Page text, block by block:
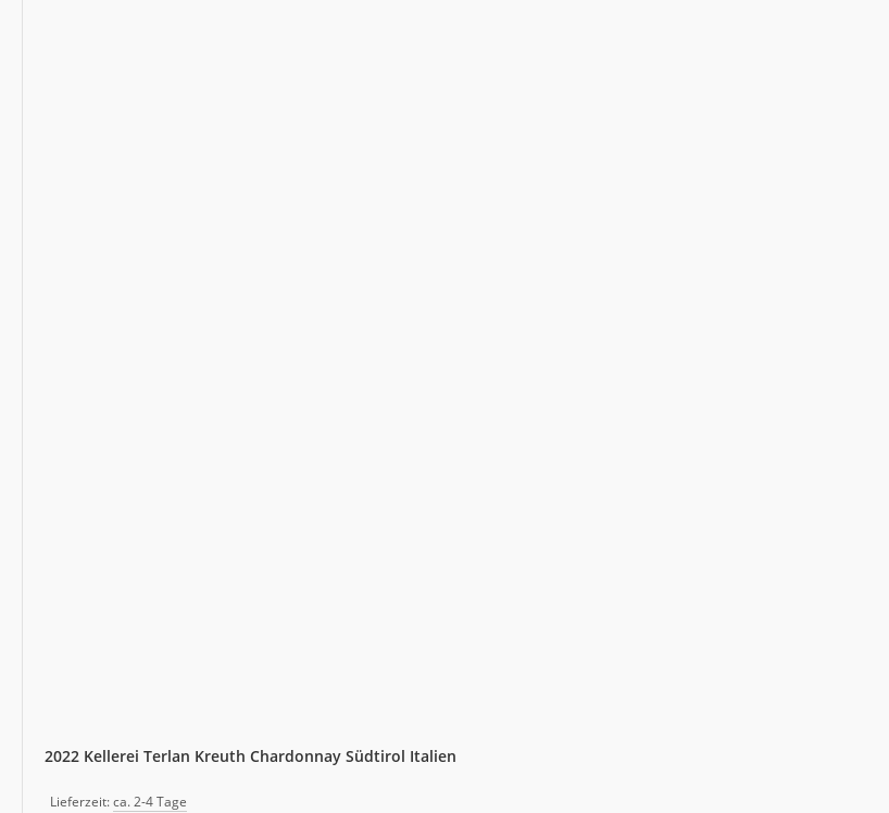
2022 Kellerei Terlan Kreuth Chardonnay Südtirol Italien
Lieferzeit:ca. 2-4 Tage